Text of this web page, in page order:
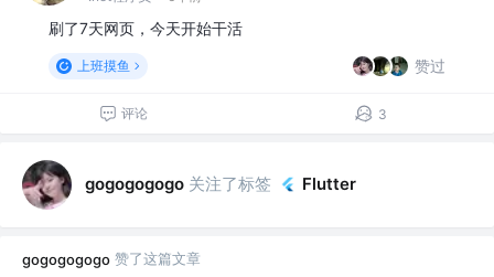
刷了7天网页，今天开始干活
上班摸鱼 赞过
评论 3
gogogogogo 关注了标签 Flutter
gogogogogo 赞了这篇文章